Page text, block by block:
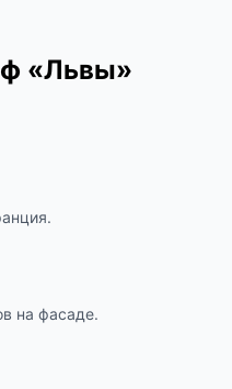
«Львы»
на фасаде.